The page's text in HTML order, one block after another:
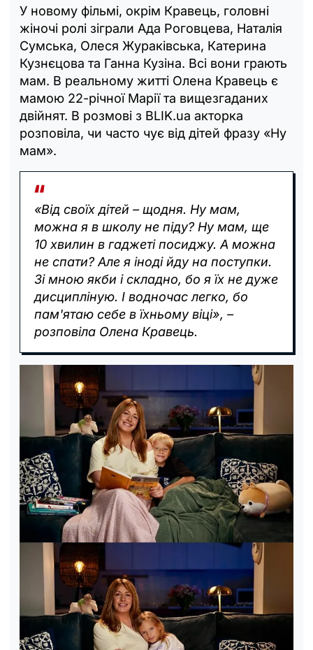
У новому фільмі, окрім Кравець, головні
жіночі ролі зіграли Ада Роговцева, Наталія
Сумська, Олеся Жураківська, Катерина
Кузнєцова та Ганна Кузіна. Всі вони грають
мам. В реальному житті Олена Кравець є
мамою 22-річної Марії та вищезгаданих
двійнят. В розмові з BLIK.ua акторка
розповіла, чи часто чує від дітей фразу «Ну
мам».
«Від своїх дітей – щодня. Ну мам,
можна я в школу не піду? Ну мам, ще
10 хвилин в гаджеті посиджу. А можна
не спати? Але я іноді йду на поступки.
Зі мною якби і складно, бо я їх не дуже
дисципліную. І водночас легко, бо
пам'ятаю себе в їхньому віці», –
розповіла Олена Кравець.